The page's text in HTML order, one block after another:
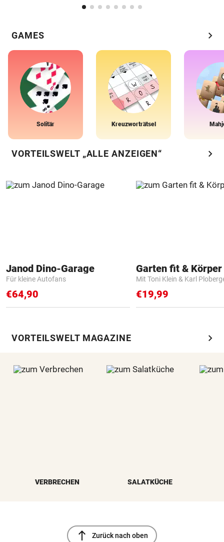
GAMES chevron_right
Solitär Kreuzworträtsel
VORTEILSWELT „ALLE ANZEIGEN“ chevron_right
Janod Dino-Garage
Für kleine Autofans
€64,90
Garten fit &
Mit Toni Klein & Karl
€19,99
VORTEILSWELT MAGAZINE chevron_right
VERBRECHEN SALATKÜCHE
north Zurück nach oben